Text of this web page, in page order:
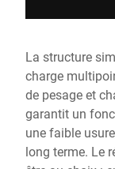
La structure
charge
de pesage et
garantit un
une faible
long terme. Le